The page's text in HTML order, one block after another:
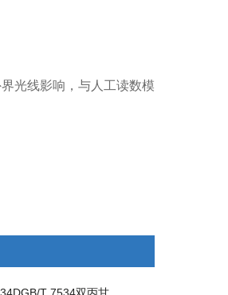
光线影响，与人工读数模